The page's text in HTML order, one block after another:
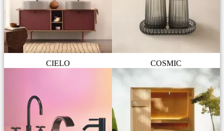
CIELO COSMIC